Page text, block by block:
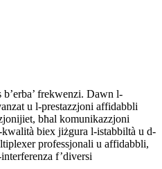
frekwenzi. Dawn l-
u l-prestazzjoni affidabbli
bħal komunikazzjoni
biex jiżgura l-istabbiltà u d-
professjonali u affidabbli,
f’diversi